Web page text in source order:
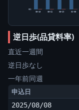
0株
05-15 05-22 05-29 06-05
逆日歩(品貸料率)
直近一週間
逆日歩なし
一年前同週
申込日
2025/08/08